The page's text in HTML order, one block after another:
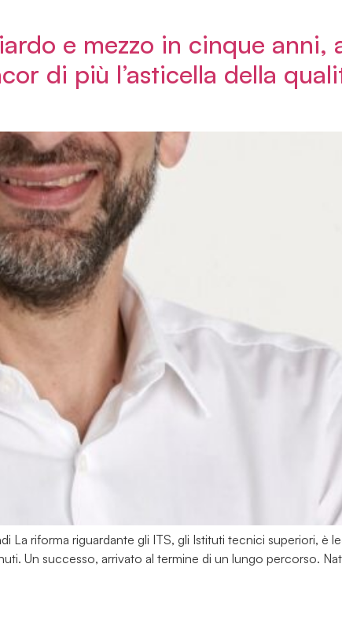
e mezzo in cinque anni,
di più l’asticella della
riforma riguardante gli ITS, gli Istituti tecnici superiori, è
Un successo, arrivato al termine di un lungo percorso.